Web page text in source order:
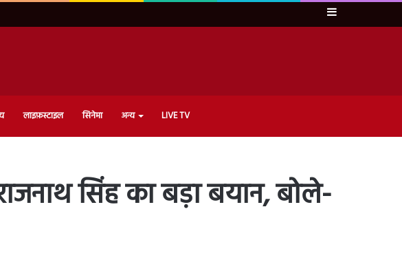
Sidebar
लाइफ़स्टाइल सिनेमा अन्य LIVE TV
सिंह का बड़ा बयान, बोले-